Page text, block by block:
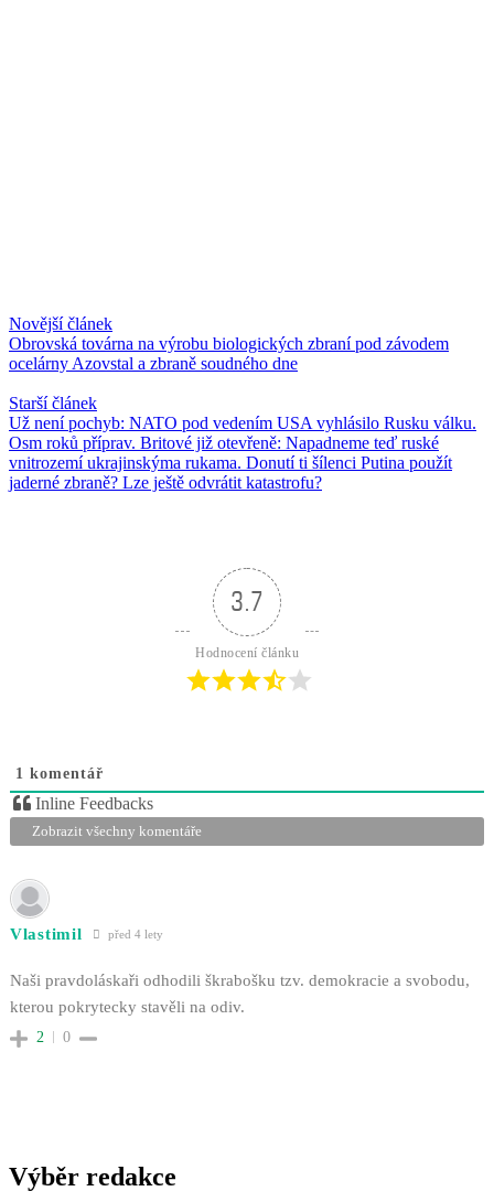
Novější článek
Obrovská továrna na výrobu biologických zbraní pod závodem
ocelárny Azovstal a zbraně soudného dne
Starší článek
Už není pochyb: NATO pod vedením USA vyhlásilo Rusku válku.
Osm roků příprav. Britové již otevřeně: Napadneme teď ruské
vnitrozemí ukrajinskýma rukama. Donutí ti šílenci Putina použít
jaderné zbraně? Lze ještě odvrátit katastrofu?
3.7
Hodnocení článku
1 komentář
Inline Feedbacks
Zobrazit všechny komentáře
Vlastimil před 4 lety
Naši pravdoláskaři odhodili škrabošku tzv. demokracie a svobodu,
kterou pokrytecky stavěli na odiv.
2 0
Výběr redakce